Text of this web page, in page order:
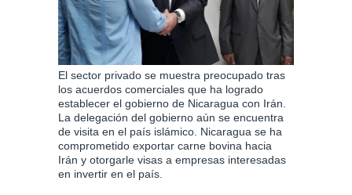
El sector privado se muestra preocupado tras
los acuerdos comerciales que ha logrado
establecer el gobierno de Nicaragua con Irán.
La delegación del gobierno aún se encuentra
de visita en el país islámico. Nicaragua se ha
comprometido exportar carne bovina hacia
Irán y otorgarle visas a empresas interesadas
en invertir en el país.